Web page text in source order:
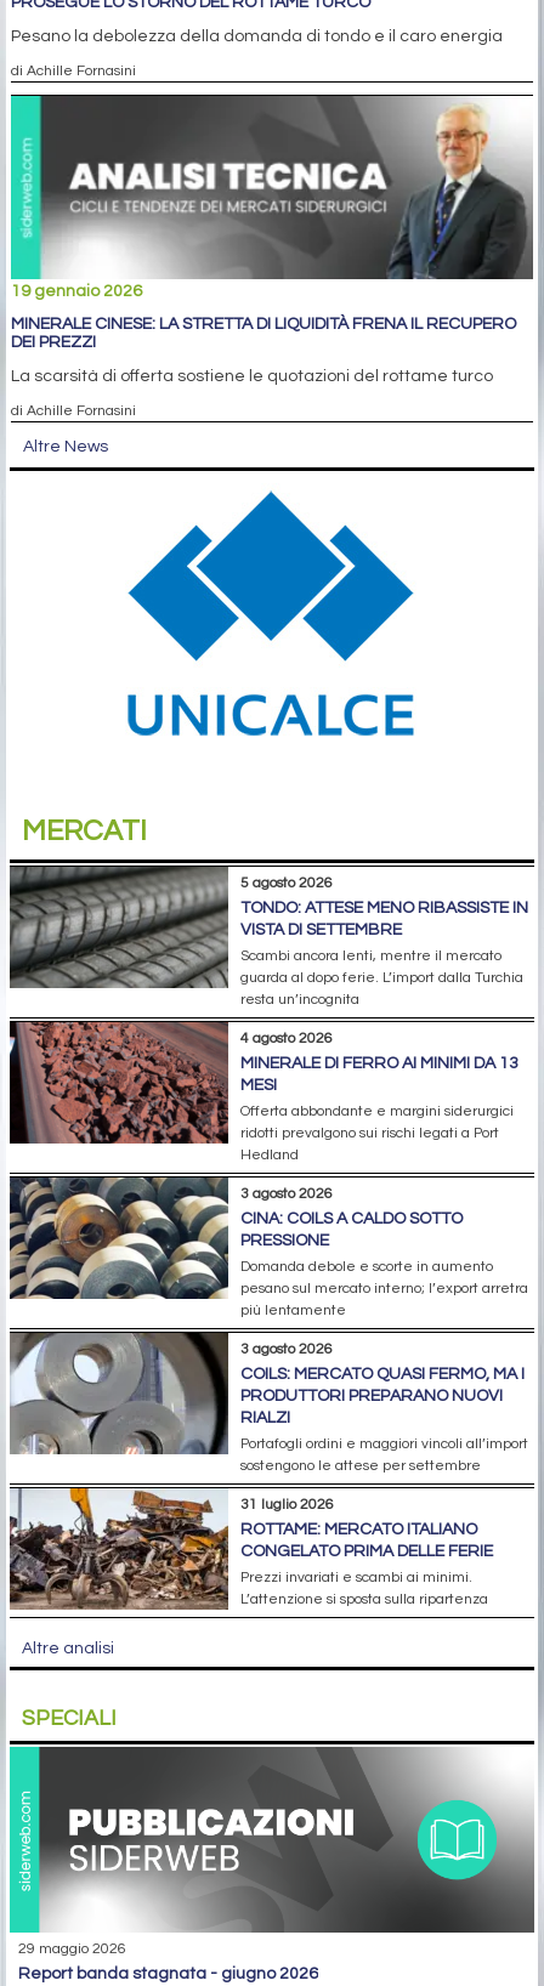
Pesano la debolezza della domanda di tondo e il caro energia
di Achille Fornasini
19 gennaio 2026
MINERALE CINESE: LA STRETTA DI LIQUIDITÀ FRENA IL RECUPERO
DEI PREZZI
La scarsità di offerta sostiene le quotazioni del rottame turco
di Achille Fornasini
Altre News
MERCATI
5 agosto 2026
TONDO: ATTESE MENO RIBASSISTE IN
VISTA DI SETTEMBRE
Scambi ancora lenti, mentre il mercato
guarda al dopo ferie. L’import dalla Turchia
resta un’incognita
4 agosto 2026
MINERALE DI FERRO AI MINIMI DA 13
MESI
Offerta abbondante e margini siderurgici
ridotti prevalgono sui rischi legati a Port
Hedland
3 agosto 2026
CINA: COILS A CALDO SOTTO
PRESSIONE
Domanda debole e scorte in aumento
pesano sul mercato interno; l’export arretra
più lentamente
3 agosto 2026
COILS: MERCATO QUASI FERMO, MA I
PRODUTTORI PREPARANO NUOVI
RIALZI
Portafogli ordini e maggiori vincoli all’import
sostengono le attese per settembre
31 luglio 2026
ROTTAME: MERCATO ITALIANO
CONGELATO PRIMA DELLE FERIE
Prezzi invariati e scambi ai minimi.
L’attenzione si sposta sulla ripartenza
Altre analisi
SPECIALI
29 maggio 2026
report banda stagnata - giugno 2026